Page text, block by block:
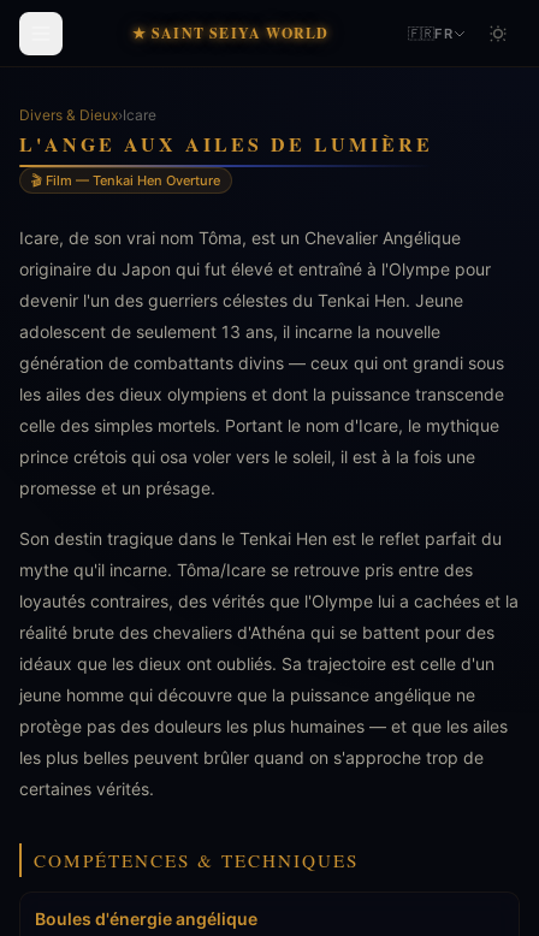
★ SAINT SEIYA WORLD 🇫🇷FR
Divers & Dieux›Icare
L'ANGE AUX AILES DE LUMIÈRE
🎬 Film — Tenkai Hen Overture
Icare, de son vrai nom Tôma, est un Chevalier Angélique
originaire du Japon qui fut élevé et entraîné à l'Olympe pour
devenir l'un des guerriers célestes du Tenkai Hen. Jeune
adolescent de seulement 13 ans, il incarne la nouvelle
génération de combattants divins — ceux qui ont grandi sous
les ailes des dieux olympiens et dont la puissance transcende
celle des simples mortels. Portant le nom d'Icare, le mythique
prince crétois qui osa voler vers le soleil, il est à la fois une
promesse et un présage.
Son destin tragique dans le Tenkai Hen est le reflet parfait du
mythe qu'il incarne. Tôma/Icare se retrouve pris entre des
loyautés contraires, des vérités que l'Olympe lui a cachées et la
réalité brute des chevaliers d'Athéna qui se battent pour des
idéaux que les dieux ont oubliés. Sa trajectoire est celle d'un
jeune homme qui découvre que la puissance angélique ne
protège pas des douleurs les plus humaines — et que les ailes
les plus belles peuvent brûler quand on s'approche trop de
certaines vérités.
COMPÉTENCES & TECHNIQUES
Boules d'énergie angélique